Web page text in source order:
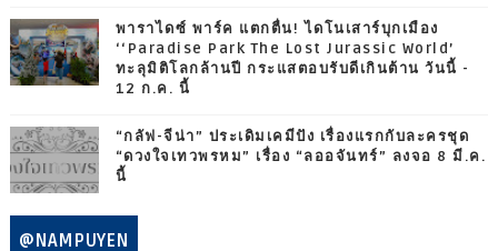
พาราไดซ์ พาร์ค แตกตื่น! ไดโนเสาร์บุกเมือง
‘‘Paradise Park The Lost Jurassic World’
ทะลุมิติโลกล้านปี กระแสตอบรับดีเกินต้าน วันนี้ -
12 ก.ค. นี้
“กลัฟ-จีน่า” ประเดิมเคมีปัง เรื่องแรกกับละครชุด
“ดวงใจเทวพรหม” เรื่อง “ลออจันทร์” ลงจอ 8 มี.ค.
นี้
@NAMPUYEN